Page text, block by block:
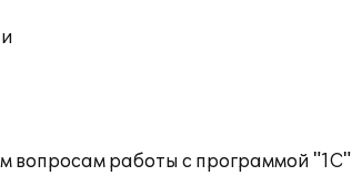
вопросам работы с программой "1С"